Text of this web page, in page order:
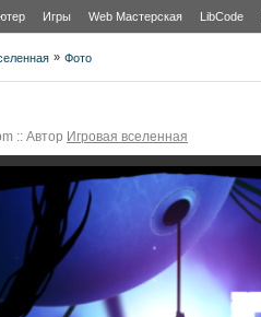
Игры Web Мастерская LibCode
» Фото
:: Автор Игровая вселенная